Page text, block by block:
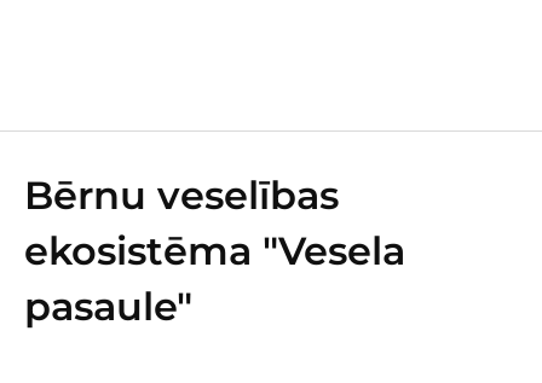
Bērnu veselības
ekosistēma "Vesela
pasaule"